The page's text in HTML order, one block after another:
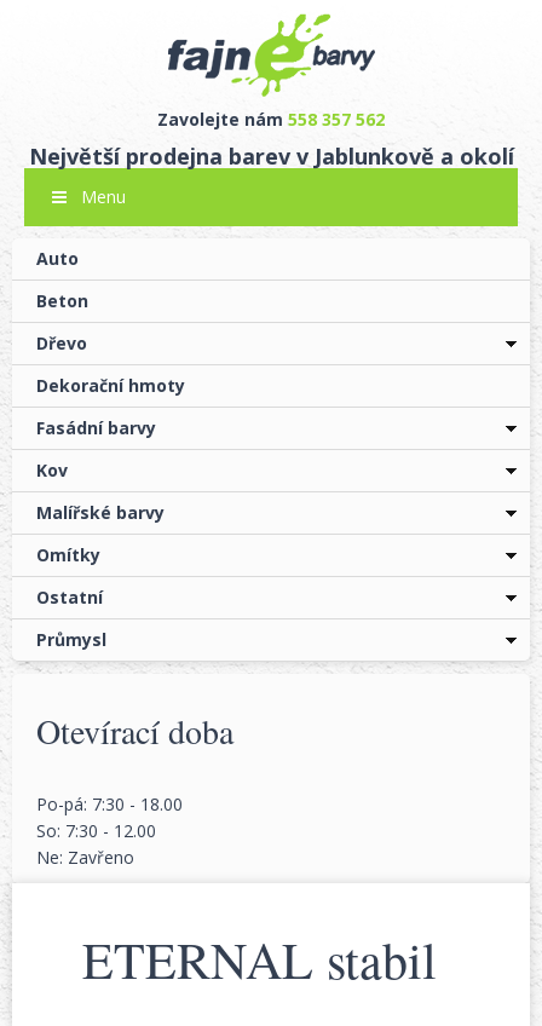
Zavolejte nám 558 357 562
Největší prodejna barev v Jablunkově a okolí
Menu
Auto
Beton
Dřevo
Dekorační hmoty
Fasádní barvy
Kov
Malířské barvy
Omítky
Ostatní
Průmysl
Otevírací doba
Po-pá: 7:30 - 18.00
So: 7:30 - 12.00
Ne: Zavřeno
ETERNAL stabil